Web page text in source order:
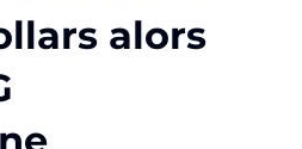
alors